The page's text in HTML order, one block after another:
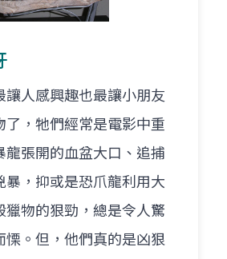
讓人感興趣也最讓小朋友
了，牠們經常是電影中重
龍張開的血盆大口、追捕
暴，抑或是恐爪龍利用大
獵物的狠勁，總是令人驚
慄。但，他們真的是凶狠